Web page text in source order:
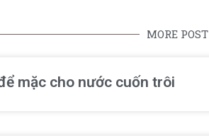
MORE POST
mặc cho nước cuốn trôi